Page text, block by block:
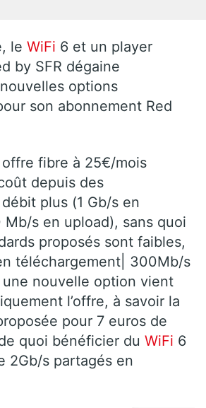
le WiFi 6 et un player
by SFR dégaine
options
son abonnement Red
fibre à 25€/mois
depuis des
plus (1 Gb/s en
s en upload), sans quoi
proposés sont faibles,
téléchargement| 300Mb/s
nouvelle option vient
l’offre, à savoir la
pour 7 euros de
quoi bénéficier du WiFi 6
2Gb/s partagés en